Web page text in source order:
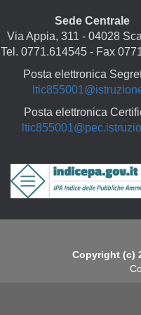
Sede Centrale
Via Appia, 311 - 04028
Tel. 0771.614545 - Fax
Posta elettronica
Posta elettronica
Copyright (c)